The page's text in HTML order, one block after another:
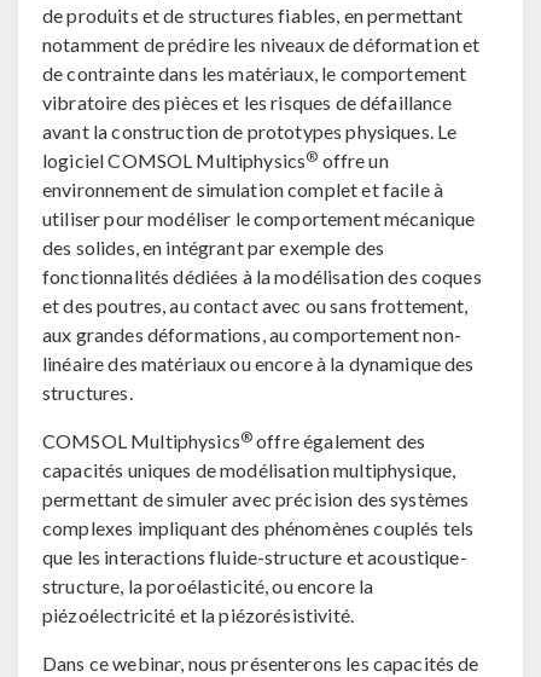
de produits et de structures fiables, en permettant
notamment de prédire les niveaux de déformation et
de contrainte dans les matériaux, le comportement
vibratoire des pièces et les risques de défaillance
avant la construction de prototypes physiques. Le
logiciel COMSOL Multiphysics® offre un
environnement de simulation complet et facile à
utiliser pour modéliser le comportement mécanique
des solides, en intégrant par exemple des
fonctionnalités dédiées à la modélisation des coques
et des poutres, au contact avec ou sans frottement,
aux grandes déformations, au comportement non-
linéaire des matériaux ou encore à la dynamique des
structures.
COMSOL Multiphysics® offre également des
capacités uniques de modélisation multiphysique,
permettant de simuler avec précision des systèmes
complexes impliquant des phénomènes couplés tels
que les interactions fluide-structure et acoustique-
structure, la poroélasticité, ou encore la
piézoélectricité et la piézorésistivité.
Dans ce webinar, nous présenterons les capacités de